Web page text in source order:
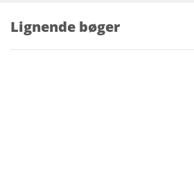
Lignende bøger